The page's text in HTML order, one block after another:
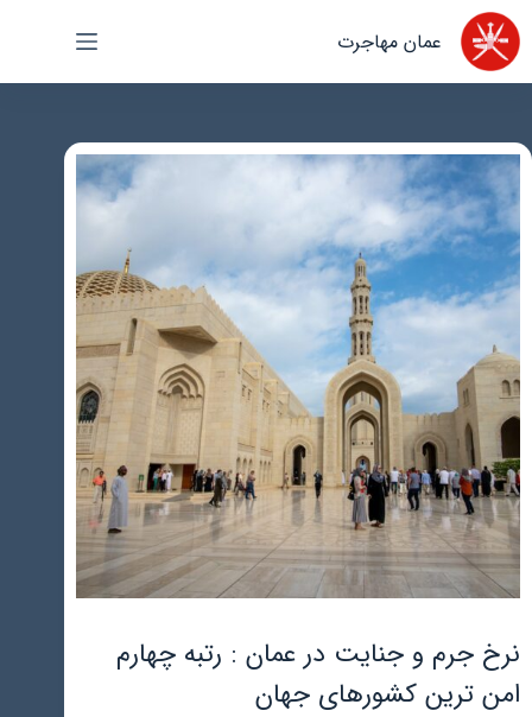
پرش
به
محتوا
عمان مهاجرت
نرخ جرم و جنایت در عمان : رتبه چهارم
امن ترین کشورهای جهان